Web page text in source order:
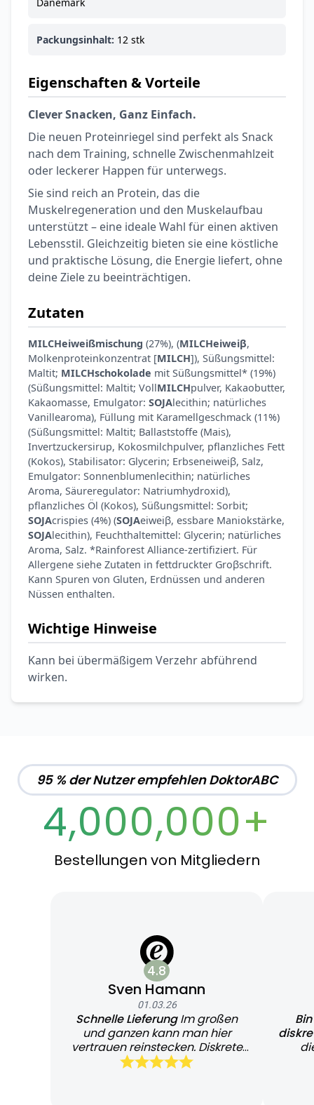
Packungsinhalt: 12 stk
Eigenschaften & Vorteile
Clever Snacken, Ganz Einfach.
Die neuen Proteinriegel sind perfekt als Snack
nach dem Training, schnelle Zwischenmahlzeit
oder leckerer Happen für unterwegs.
Sie sind reich an Protein, das die
Muskelregeneration und den Muskelaufbau
unterstützt – eine ideale Wahl für einen aktiven
Lebensstil. Gleichzeitig bieten sie eine köstliche
und praktische Lösung, die Energie liefert, ohne
deine Ziele zu beeinträchtigen.
Zutaten
MILCHeiweißmischung (27%), (MILCHeiweiβ,
Molkenproteinkonzentrat [MILCH]), Süßungsmittel:
Maltit; MILCHschokolade mit Süßungsmittel* (19%)
(Süßungsmittel: Maltit; VollMILCHpulver, Kakaobutter,
Kakaomasse, Emulgator: SOJAlecithin; natürliches
Vanillearoma), Füllung mit Karamellgeschmack (11%)
(Süßungsmittel: Maltit; Ballaststoffe (Mais),
Invertzuckersirup, Kokosmilchpulver, pflanzliches Fett
(Kokos), Stabilisator: Glycerin; Erbseneiweiβ, Salz,
Emulgator: Sonnenblumenlecithin; natürliches
Aroma, Säureregulator: Natriumhydroxid),
pflanzliches Öl (Kokos), Süßungsmittel: Sorbit;
SOJAcrispies (4%) (SOJAeiweiβ, essbare Maniokstärke,
SOJAlecithin), Feuchthaltemittel: Glycerin; natürliches
Aroma, Salz. *Rainforest Alliance-zertifiziert. Für
Allergene siehe Zutaten in fettdruckter Groβschrift.
Kann Spuren von Gluten, Erdnüssen und anderen
Nüssen enthalten.
Wichtige Hinweise
Kann bei übermäßigem Verzehr abführend
wirken.
95 % der Nutzer empfehlen DoktorABC
4,000,000+
Bestellungen von Mitgliedern
4.8
Sven Hamann
01.03.26
Schnelle LieferungIm großen
und ganzen kann man hier
vertrauen reinstecken. Diskrete
und schnelle Lieferung